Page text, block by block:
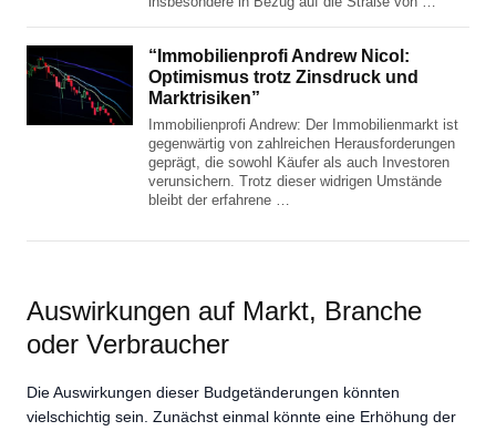
“Immobilienprofi Andrew Nicol:
Optimismus trotz Zinsdruck und
Marktrisiken”
Immobilienprofi Andrew: Der Immobilienmarkt ist
gegenwärtig von zahlreichen Herausforderungen
geprägt, die sowohl Käufer als auch Investoren
verunsichern. Trotz dieser widrigen Umstände
bleibt der erfahrene …
Auswirkungen auf Markt, Branche
oder Verbraucher
Die Auswirkungen dieser Budgetänderungen könnten
vielschichtig sein. Zunächst einmal könnte eine Erhöhung der